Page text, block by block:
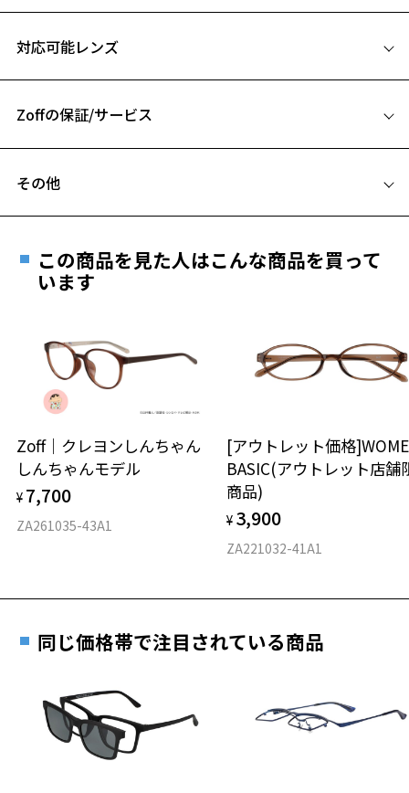
※柄や色味の出方に個体差があり、画像と異なる場合がございます。
Zoff SMART (ゾフ・スマート) ページをみる
です。
B ブリッジ(鼻部分)の横幅：20mm
お持ちのZoffメガネサイズを確認するには？
仕上がり寸法
D 仕上がりの横幅：約142mm
8g
※着脱式サングラス：デモレンズ、アタッチメント込みの重さ
タイプ
対応可能レンズ
フレームとレンズの合計料金を知りたい方へ
Zoffの保証/サービス
安心1 フレーム１年間品質保証
きます。
※保証期間内に交換が行われた場合、保証期間は初期の期間から
延長されません。
安心2 視力測定無料
視力の変化を早めに発見するために、定期的な視
力測定をおすすめいたします。
安心3 かかり具合調整無料
す。
その他
ご希望のお客さまは、「レンズ交換券」をお選びのうえ、
最寄りのZoff実店舗にてレンズをお買い求めください。
※サングラスやパッケージ品では「レンズ交換券」はお選び
談ください。
＜メガネの度数情報がわからない方へ＞
オンラインストアでフレームのみ購入して、
実店舗で度付きにできます
ご購入時に「レンズ交換券」をお選びいただくと、実店舗で
度数を測定のうえ、度付きレンズ（標準セットレンズ）へ無
お近くのZoff実店舗にて度数を測定いただけます（無料）。
その際は記入用紙をダウンロードしてお使いください。
この商品を見た人はこんな商品を買って
います
Zoff｜クレヨンしんちゃん
しんちゃんモデル
¥ 7,700
ZA261035-43A1
[アウトレット価格
BASIC(アウトレット店舗
商品)
¥ 3,900
ZA221032-41A1
同じ価格帯で注目されている商品